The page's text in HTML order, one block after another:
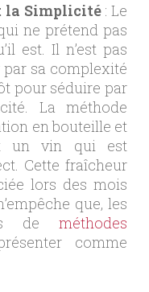
la Simplicité: Le
ne prétend pas
est. Il n’est pas
sa complexité
pour séduire par
La méthode
en bouteille et
un vin qui est
Cette fraîcheur
lors des mois
que, les
deméthodes
comme